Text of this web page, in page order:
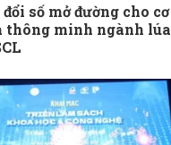
số mở đường cho cơ
thông minh ngành lúa